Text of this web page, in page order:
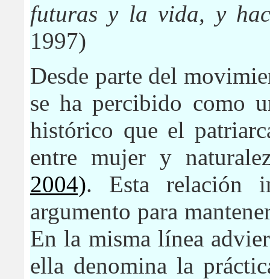
futuras y la vida, y
1997)
Desde parte del
se ha percibido como
histórico que el
entre mujer y
2004). Esta relación
argumento para
En la misma línea
ella denomina la